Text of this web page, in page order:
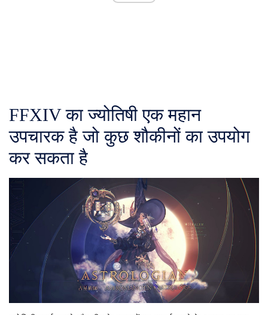
FFXIV का ज्योतिषी एक महान
उपचारक है जो कुछ शौकीनों का उपयोग
कर सकता है